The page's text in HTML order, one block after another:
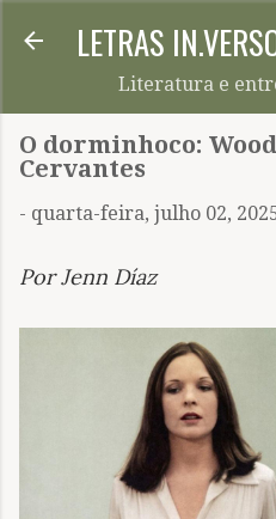
Pular para o
LETRAS
Literatura e
O dorminhoco:
Cervantes
- quarta-feira, julho 02,
Por Jenn Díaz